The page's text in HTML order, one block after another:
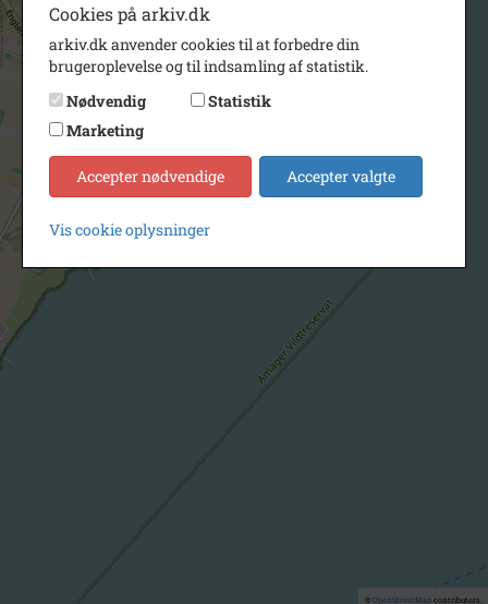
© OpenStreetMapcontributors.
Cookies på arkiv.dk
arkiv.dk anvender cookies til at forbedre din
brugeroplevelse og til indsamling af statistik.
Nødvendig
Statistik
Marketing
Accepter nødvendige Accepter valgte
Vis cookie oplysninger